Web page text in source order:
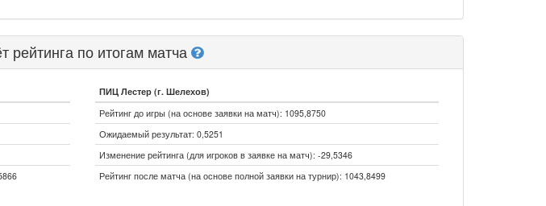
рейтинга по итогам матча
ПИЦ Лестер (г. Шелехов)
Рейтинг до игры (на основе заявки на матч): 1095,8750
Ожидаемый результат: 0,5251
Изменение рейтинга (для игроков в заявке на матч): -29,5346
Рейтинг после матча (на основе полной заявки на турнир): 1043,8499